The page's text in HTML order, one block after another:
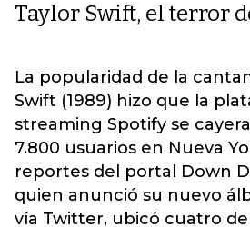
Taylor Swift, el terror
La popularidad de la
Swift (1989) hizo que la
streaming Spotify se
7.800 usuarios en Nueva
reportes del portal Down
quien anunció su nuevo
vía Twitter, ubicó cuatro